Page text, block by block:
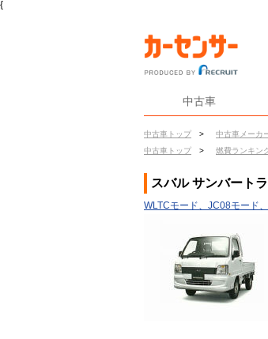
{
中古車
中古車トップ > 中古車メーカ
中古車トップ
> 燃費ランキン
スバル サンバート
WLTCモード、JC08モード